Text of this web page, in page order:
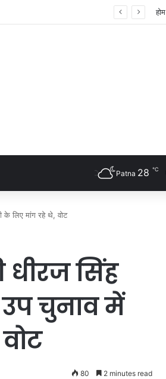
ने पेश की मिसाल होम
Patna 28 ℃
के लिए मांग रहे थे, वोट
सिंह
उप चुनाव में
80 2 minutes read